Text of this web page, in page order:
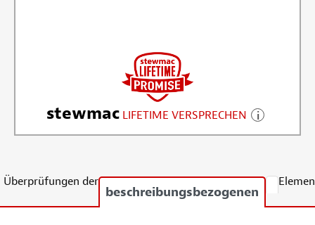
stewmac LIFETIME VERSPRECHEN
Überprüfungen der
beschreibungsbezogenen